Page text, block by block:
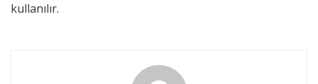
kullanılır.